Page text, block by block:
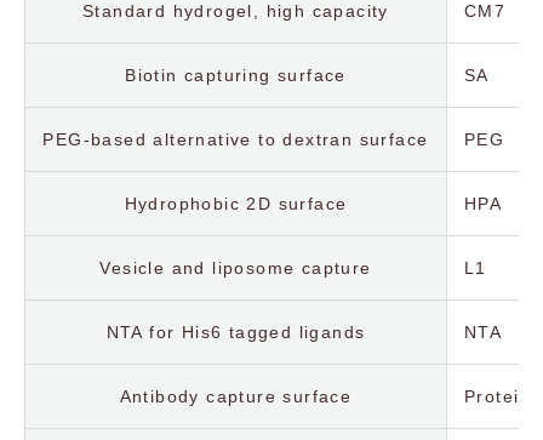
Standard hydrogel, high capacity CM7
Biotin capturing surface SA
PEG-based alternative to dextran surface PEG
Hydrophobic 2D surface HPA
Vesicle and liposome capture L1
NTA for His6 tagged ligands NTA
Antibody capture surface Protein